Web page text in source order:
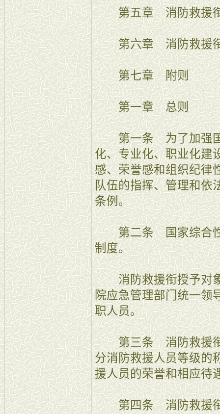
第五章 消防救援衔
第六章 消防救援衔
第七章 附则
第一章 总则
第一条 为了加强国
化、专业化、职业化建
感、荣誉感和组织纪律
队伍的指挥、管理和依
条例。
第二条 国家综合性
制度。
消防救援衔授予对象
院应急管理部门统一领
职人员。
第三条 消防救援衔
分消防救援人员等级的
援人员的荣誉和相应待
第四条 消防救援衔